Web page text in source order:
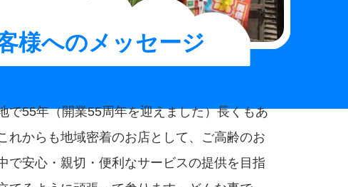
様へのメッセージ
で55年（開業55周年を迎えました）長くもあ
れからも地域密着のお店として、ご高齢のお
で安心・親切・便利なサービスの提供を目指